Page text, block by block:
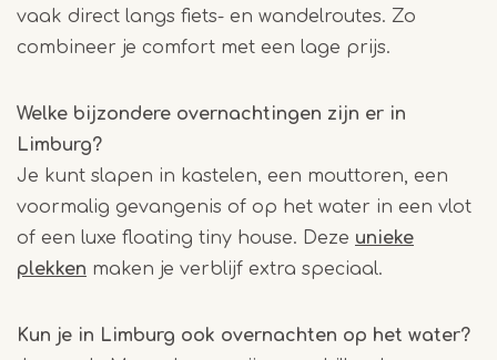
vaak direct langs fiets- en wandelroutes. Zo
combineer je comfort met een lage prijs.
Welke bijzondere overnachtingen zijn er in
Limburg?
Je kunt slapen in kastelen, een mouttoren, een
voormalig gevangenis of op het water in een vlot
of een luxe floating tiny house. Deze unieke
plekken maken je verblijf extra speciaal.
Kun je in Limburg ook overnachten op het water?